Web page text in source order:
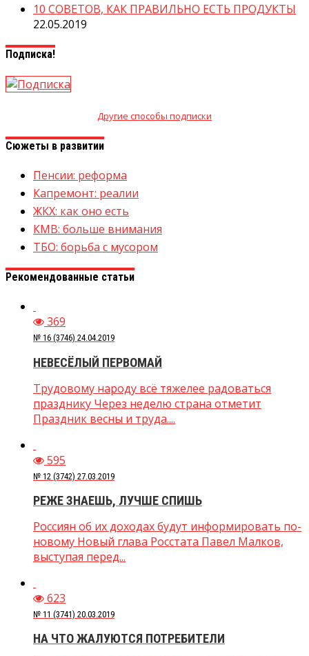
10 СОВЕТОВ, КАК ПРАВИЛЬНО ЕСТЬ ПРОДУКТЫ
22.05.2019
Подписка!
Другие способы подписки
Сюжеты в развитии
Пенсии: реформа
Капремонт: реалии
ЖКХ: как оно есть
КМВ: больше внимания
ТБО: борьба с мусором
Рекомендованные статьи
369
№ 16 (3746) 24.04.2019
НЕВЕСЁЛЫЙ ПЕРВОМАЙ
Трудовому народу всё тяжелее радоваться
празднику Через неделю страна отметит
Праздник весны и труда....
595
№ 12 (3742) 27.03.2019
РЕЖЕ ЗНАЕШЬ, ЛУЧШЕ СПИШЬ
Россиян об их доходах будут информировать по-
новому Новый глава Росстата Павел Малков,
выступая перед...
623
№ 11 (3741) 20.03.2019
НА ЧТО ЖАЛУЮТСЯ ПОТРЕБИТЕЛИ